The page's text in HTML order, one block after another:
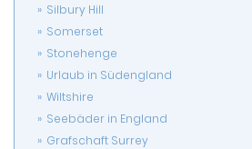
Silbury Hill
Somerset
Stonehenge
Urlaub in Südengland
Wiltshire
Seebäder in England
Grafschaft Surrey